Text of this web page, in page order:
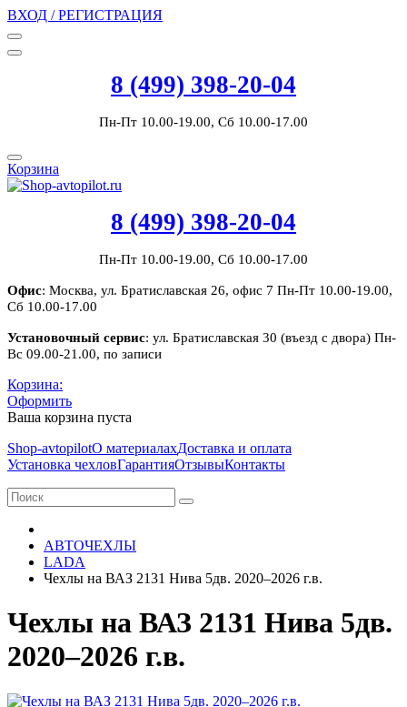
ВХОД / РЕГИСТРАЦИЯ
8 (499) 398-20-04
Пн-Пт 10.00-19.00, Сб 10.00-17.00
Корзина
8 (499) 398-20-04
Пн-Пт 10.00-19.00, Сб 10.00-17.00
Офис: Москва, ул. Братиславская 26, офис 7 Пн-Пт 10.00-19.00,
Сб 10.00-17.00
Установочный сервис: ул. Братиславская 30 (въезд с двора) Пн-
Вс 09.00-21.00, по записи
Корзина:
Оформить
Ваша корзина пуста
Shop-avtopilotО материалахДоставка и оплата
Установка чехловГарантияОтзывыКонтакты
АВТОЧЕХЛЫ
LADA
Чехлы на ВАЗ 2131 Нива 5дв. 2020–2026 г.в.
Чехлы на ВАЗ 2131 Нива 5дв.
2020–2026 г.в.